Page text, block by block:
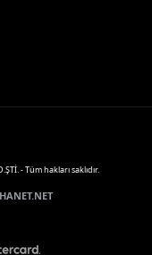
- Tüm hakları saklıdır.